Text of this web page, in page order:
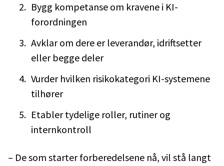
Bygg kompetanse om kravene i KI-
forordningen
Avklar om dere er leverandør, idriftsetter
eller begge deler
Vurder hvilken risikokategori KI-systemene
tilhører
Etabler tydelige roller, rutiner og
internkontroll
– De som starter forberedelsene nå, vil stå langt